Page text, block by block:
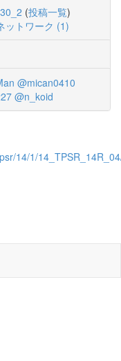
(投稿一覧)
ットワーク (1)
@mican0410
@n_koid
14/1/